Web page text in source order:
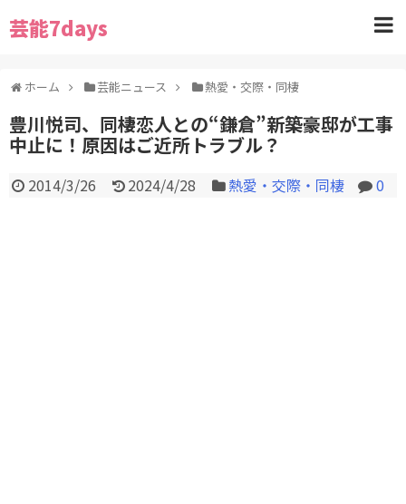
芸能7days
ホーム 芸能ニュース 熱愛・交際・同棲
豊川悦司、同棲恋人との“鎌倉”新築豪邸が工事
中止に！原因はご近所トラブル？
2014/3/26 2024/4/28 熱愛・交際・同棲 0